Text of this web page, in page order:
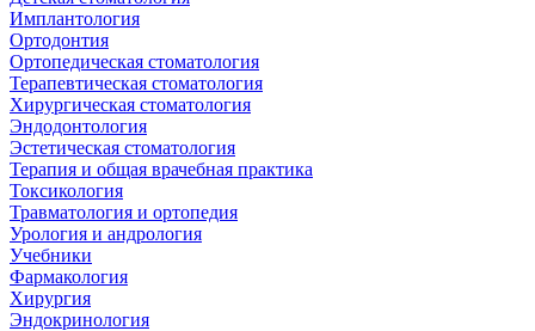
Имплантология
Ортодонтия
Ортопедическая стоматология
Терапевтическая стоматология
Хирургическая стоматология
Эндодонтология
Эстетическая стоматология
Терапия и общая врачебная практика
Токсикология
Травматология и ортопедия
Урология и андрология
Учебники
Фармакология
Хирургия
Эндокринология